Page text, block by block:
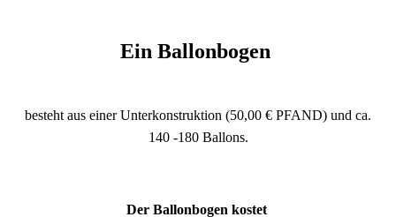
Ein Ballonbogen
besteht aus einer Unterkonstruktion (50,00 € PFAND) und ca.
140 -180 Ballons.
Der Ballonbogen kostet